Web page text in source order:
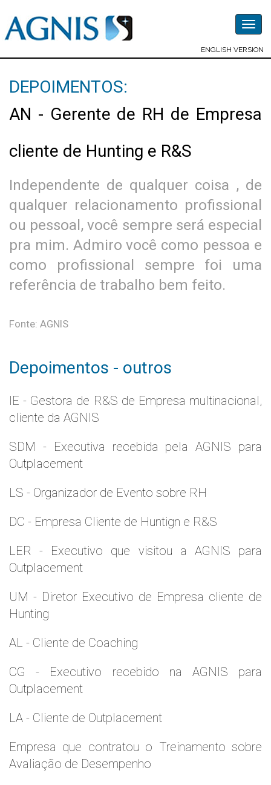
ENGLISH VERSION
DEPOIMENTOS:
AN - Gerente de RH de Empresa
cliente de Hunting e R&S
Independente de qualquer coisa , de
qualquer relacionamento profissional
ou pessoal, você sempre será especial
pra mim. Admiro você como pessoa e
como profissional sempre foi uma
referência de trabalho bem feito.
Fonte: AGNIS
Depoimentos - outros
IE - Gestora de R&S de Empresa multinacional,
cliente da AGNIS
SDM - Executiva recebida pela AGNIS para
Outplacement
LS - Organizador de Evento sobre RH
DC - Empresa Cliente de Huntign e R&S
LER - Executivo que visitou a AGNIS para
Outplacement
UM - Diretor Executivo de Empresa cliente de
Hunting
AL - Cliente de Coaching
CG - Executivo recebido na AGNIS para
Outplacement
LA - Cliente de Outplacement
Empresa que contratou o Treinamento sobre
Avaliação de Desempenho